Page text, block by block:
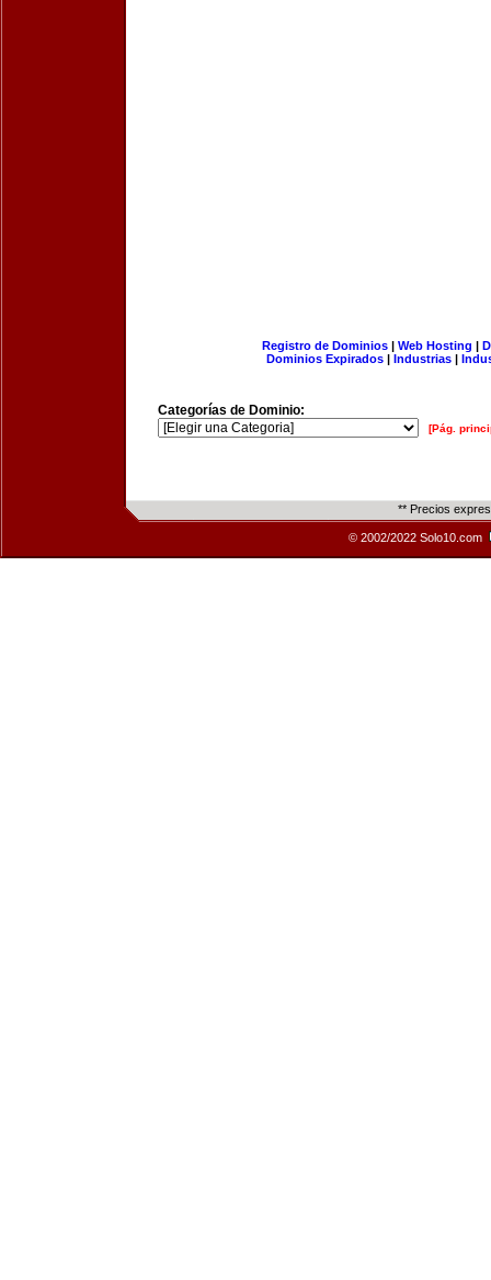
Registro de Dominios| Web Hosting |
Dominios Expirados | Industrias |
Categorías de Dominio:
[Pág.
** Precios
© 2002/2022 Solo10.com